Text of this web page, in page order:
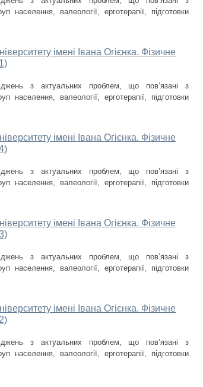
населення, валеології, ерготерапії, підготовки
імені Івана Огієнка. Фізичне
з актуальних проблем, що пов’язані з
населення, валеології, ерготерапії, підготовки
імені Івана Огієнка. Фізичне
з актуальних проблем, що пов’язані з
населення, валеології, ерготерапії, підготовки
імені Івана Огієнка. Фізичне
з актуальних проблем, що пов’язані з
населення, валеології, ерготерапії, підготовки
імені Івана Огієнка. Фізичне
з актуальних проблем, що пов’язані з
населення, валеології, ерготерапії, підготовки